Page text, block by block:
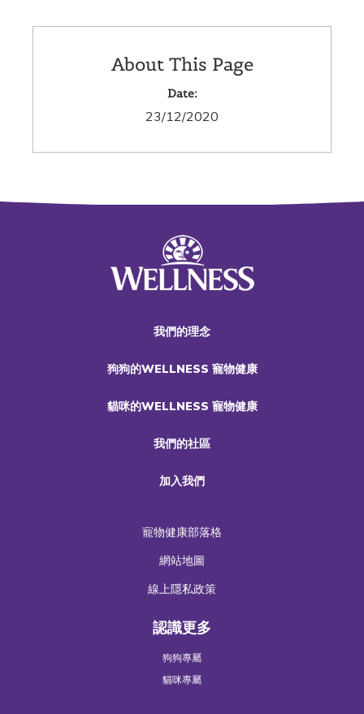
About This Page
Date:
23/12/2020
我們的理念
狗狗的WELLNESS 寵物健康
貓咪的WELLNESS 寵物健康
我們的社區
加入我們
寵物健康部落格
網站地圖
線上隱私政策
認識更多
狗狗專屬
貓咪專屬